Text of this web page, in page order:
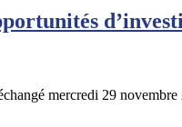
mercredi 29